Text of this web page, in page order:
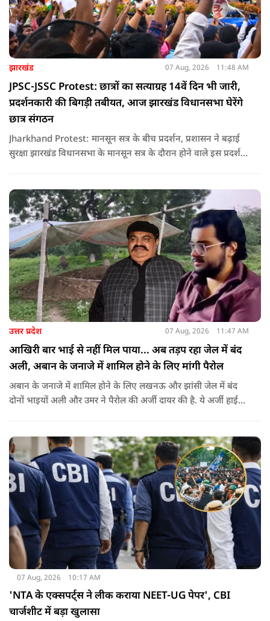
झारखंड 07 Aug, 2026 11:48 AM
JPSC-JSSC Protest: छात्रों का सत्याग्रह 14वें दिन भी जारी,
प्रदर्शनकारी की बिगड़ी तबीयत, आज झारखंड विधानसभा घेरेंगे
छात्र संगठन
Jharkhand Protest: मानसून सत्र के बीच प्रदर्शन, प्रशासन ने बढ़ाई
सुरक्षा झारखंड विधानसभा के मानसून सत्र के दौरान होने वाले इस प्रदर्शन
जनाधिकार महासभा के आह्वान पर आयोजित किया जा रहा है.
उत्तर प्रदेश 07 Aug, 2026 11:47 AM
आखिरी बार भाई से नहीं मिल पाया... अब तड़प रहा जेल में बंद
अली, अबान के जनाजे में शामिल होने के लिए मांगी पैरोल
अबान के जनाजे में शामिल होने के लिए लखनऊ और झांसी जेल में बंद
दोनों भाइयों अली और उमर ने पैरोल की अर्जी दायर की है. ये अर्जी हाई
07 Aug, 2026 10:17 AM
'NTA के एक्सपर्ट्स ने लीक कराया NEET-UG पेपर', CBI
चार्जशीट में बड़ा खुलासा